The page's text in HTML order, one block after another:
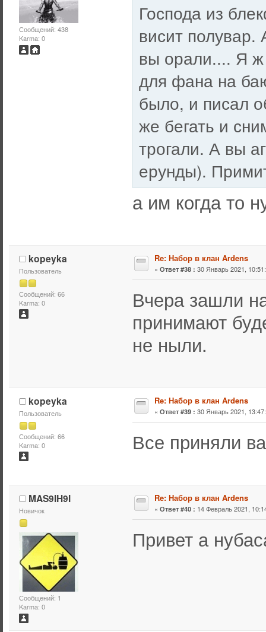
Сообщений: 438
Karma: 0
Господа из
висит полувар.
вы орали.... Я ж
для фана на
было, и писал
же бегать и
трогали. А вы
ерунды).
а им когда то
kopeyka
Пользователь
Сообщений: 66
Karma: 0
Re: Набор в клан Ardens
« Ответ #38 : 30 Январь 2021,
Вчера зашли
принимают
не ныли.
kopeyka
Пользователь
Сообщений: 66
Karma: 0
Re: Набор в клан Ardens
« Ответ #39 : 30 Январь 2021,
Все приняли
MAS9IH9I
Новичок
Сообщений: 1
Karma: 0
Re: Набор в клан Ardens
« Ответ #40 : 14 Февраль 2021,
Привет а